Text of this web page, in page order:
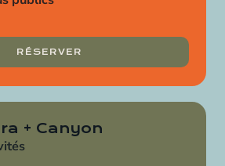
RÉSERVER
+ Canyon